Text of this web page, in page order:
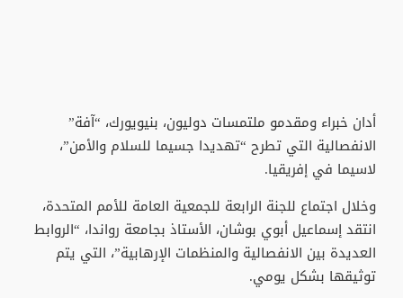
أدان خبراء ومقدمو ملتمسات دوليون، بنيويورك، “آفة”
الانفصالية التي تطرح “تهديدا جسيما للسلام والأمن”،
لاسيما في إفريقيا.
وخلال اجتماع للجنة الرابعة للجمعية العامة للأمم المتحدة،
انتقد إسماعيل أبوي بوشان، الأستاذ بجامعة رواندا، “الروابط
العديدة بين الانفصالية والمنظمات الإرهابية”، التي يتم
توثيقها بشكل يومي.